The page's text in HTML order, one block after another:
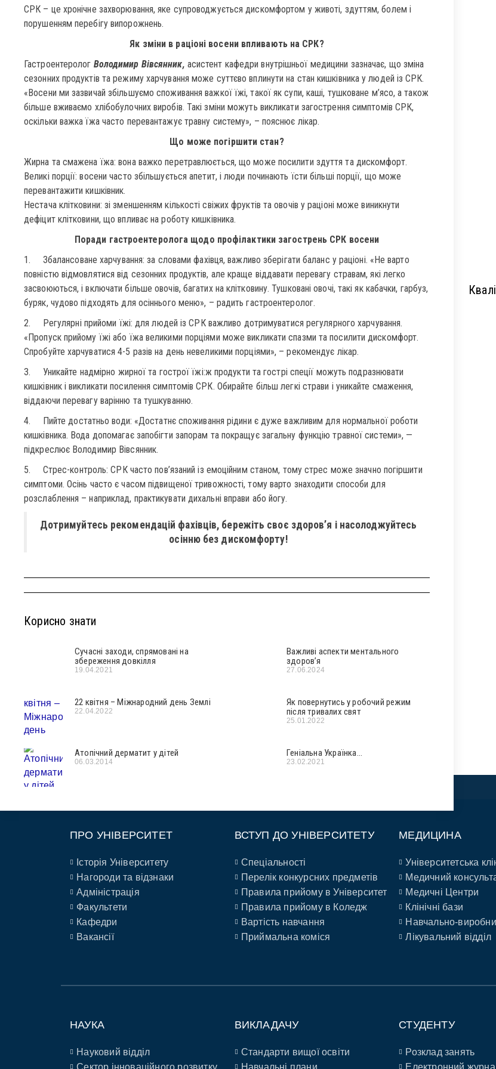
СРК – це хронічне захворювання, яке супроводжується дискомфортом у животі, здуттям, болем і
порушенням перебігу випорожнень.
Як зміни в раціоні восени впливають на СРК?
Гастроентеролог Володимир Вівсянник, асистент кафедри внутрішньої медицини зазначає, що зміна
сезонних продуктів та режиму харчування може суттєво вплинути на стан кишківника у людей із СРК.
«Восени ми зазвичай збільшуємо споживання важкої їжі, такої як супи, каші, тушковане м’ясо, а також
більше вживаємо хлібобулочних виробів. Такі зміни можуть викликати загострення симптомів СРК,
оскільки важка їжа часто перевантажує травну систему», – пояснює лікар.
Що може погіршити стан?
Жирна та смажена їжа: вона важко перетравлюється, що може посилити здуття та дискомфорт.
Великі порції: восени часто збільшується апетит, і люди починають їсти більші порції, що може
перевантажити кишківник.
Нестача клітковини: зі зменшенням кількості свіжих фруктів та овочів у раціоні може виникнути
дефіцит клітковини, що впливає на роботу кишківника.
Поради гастроентеролога щодо профілактики загострень СРК восени
1. Збалансоване харчування: за словами фахівця, важливо зберігати баланс у раціоні. «Не варто
повністю відмовлятися від сезонних продуктів, але краще віддавати перевагу стравам, які легко
засвоюються, і включати більше овочів, багатих на клітковину. Тушковані овочі, такі як кабачки, гарбуз,
буряк, чудово підходять для осіннього меню», – радить гастроентеролог.
2. Регулярні прийоми їжі: для людей із СРК важливо дотримуватися регулярного харчування.
«Пропуск прийому їжі або їжа великими порціями може викликати спазми та посилити дискомфорт.
Спробуйте харчуватися 4-5 разів на день невеликими порціями», – рекомендує лікар.
3. Уникайте надмірно жирної та гострої їжі:ж продукти та гострі спеції можуть подразнювати
кишківник і викликати посилення симптомів СРК. Обирайте більш легкі страви і уникайте смаження,
віддаючи перевагу варінню та тушкуванню.
4. Пийте достатньо води: «Достатнє споживання рідини є дуже важливим для нормальної роботи
кишківника. Вода допомагає запобігти запорам та покращує загальну функцію травної системи», —
підкреслює Володимир Вівсянник.
5. Стрес-контроль: СРК часто пов’язаний із емоційним станом, тому стрес може значно погіршити
симптоми. Осінь часто є часом підвищеної тривожності, тому варто знаходити способи для
розслаблення – наприклад, практикувати дихальні вправи або йогу.
Дотримуйтесь рекомендацій фахівців, бережіть своє здоров’я і насолоджуйтесь
осінню без дискомфорту!
Корисно знати
Сучасні заходи, спрямовані на
збереження довкілля
19.04.2021
Важливі аспекти ментального
здоров’я
27.06.2024
22 квітня – Міжнародний день Землі
22.04.2022
Як повернутись у робочий режим
після тривалих свят
25.01.2022
Атопічний дерматит у дітей
06.03.2014
Геніальна Українка…
23.02.2021
ПРО УНІВЕРСИТЕТ
Історія Університету
Нагороди та відзнаки
Адміністрація
Факультети
Кафедри
Вакансії
ВСТУП ДО УНІВЕРСИТЕТУ
Спеціальності
Перелік конкурсних предметів
Правила прийому в Університет
Правила прийому в Коледж
Вартість навчання
Приймальна коміся
МЕДИЦИНА
Університетська
Медичний
Медичні Центри
Клінічні бази
Навчально-
Лікувальний відділ
НАУКА
Науковий відділ
Сектор інноваційного розвитку
ВИКЛАДАЧУ
Стандарти вищої освіти
Навчальні плани
СТУДЕНТУ
Розклад занять
Електронний